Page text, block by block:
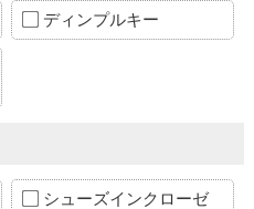
ディンプルキー
シューズインクローゼ